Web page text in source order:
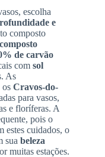
escolha
e
composto
de carvão
com sol
As
os Cravos-do-
para vasos,
e floríferas. A
pois o
estes cuidados, o
sua beleza
muitas estações.